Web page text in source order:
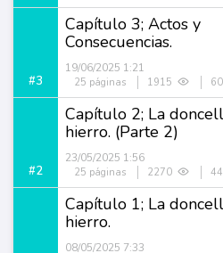
#3
Capítulo 3; Actos y
Consecuencias.
19/06/2025 1:21
25 páginas 1915 60
#2
Capítulo 2; La
hierro. (Parte 2)
23/05/2025 1:56
25 páginas 2270 44
Capítulo 1; La
hierro.
08/05/2025 7:33